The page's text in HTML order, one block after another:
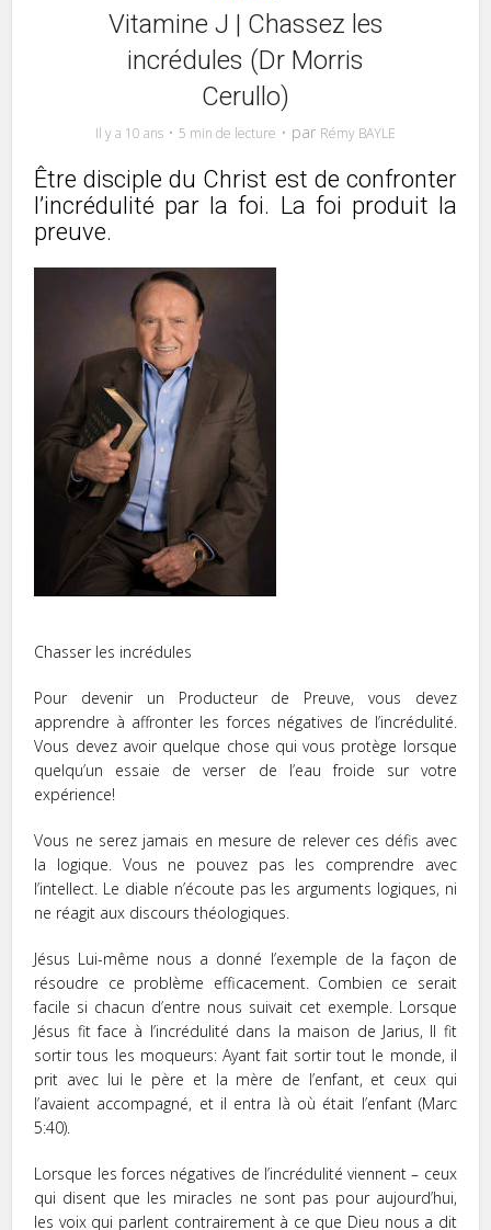
Vitamine J | Chassez les
incrédules (Dr Morris
Cerullo)
Il y a 10 ans 5 min de lecture par Rémy BAYLE
Être disciple du Christ est de confronter
l’incrédulité par la foi. La foi produit la
preuve.
Chasser les incrédules
Pour devenir un Producteur de Preuve, vous devez
apprendre à affronter les forces négatives de l’incrédulité.
Vous devez avoir quelque chose qui vous protège lorsque
quelqu’un essaie de verser de l’eau froide sur votre
expérience!
Vous ne serez jamais en mesure de relever ces défis avec
la logique. Vous ne pouvez pas les comprendre avec
l’intellect. Le diable n’écoute pas les arguments logiques, ni
ne réagit aux discours théologiques.
Jésus Lui-même nous a donné l’exemple de la façon de
résoudre ce problème efficacement. Combien ce serait
facile si chacun d’entre nous suivait cet exemple. Lorsque
Jésus fit face à l’incrédulité dans la maison de Jarius, Il fit
sortir tous les moqueurs: Ayant fait sortir tout le monde, il
prit avec lui le père et la mère de l’enfant, et ceux qui
l’avaient accompagné, et il entra là où était l’enfant (Marc
5:40).
Lorsque les forces négatives de l’incrédulité viennent – ceux
qui disent que les miracles ne sont pas pour aujourd’hui,
les voix qui parlent contrairement à ce que Dieu nous a dit